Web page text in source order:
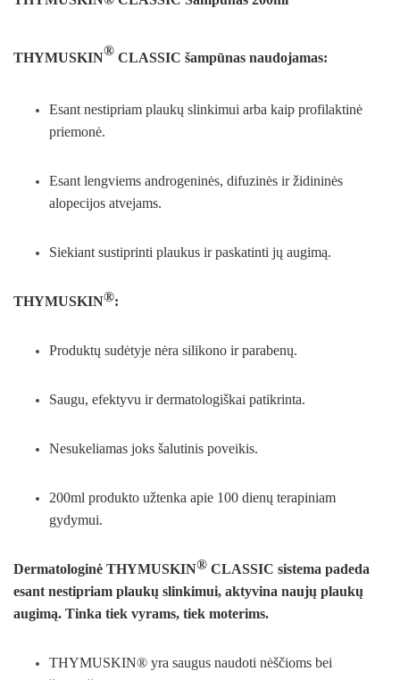
THYMUSKIN® CLASSIC šampūnas naudojamas:
Esant nestipriam plaukų slinkimui arba kaip profilaktinė
priemonė.
Esant lengviems androgeninės, difuzinės ir židininės
alopecijos atvejams.
Siekiant sustiprinti plaukus ir paskatinti jų augimą.
THYMUSKIN®:
Produktų sudėtyje nėra silikono ir parabenų.
Saugu, efektyvu ir dermatologiškai patikrinta.
Nesukeliamas joks šalutinis poveikis.
200ml produkto užtenka apie 100 dienų terapiniam
gydymui.
Dermatologinė THYMUSKIN® CLASSIC sistema padeda
esant nestipriam plaukų slinkimui, aktyvina naujų plaukų
augimą. Tinka tiek vyrams, tiek moterims.
THYMUSKIN® yra saugus naudoti nėščioms bei